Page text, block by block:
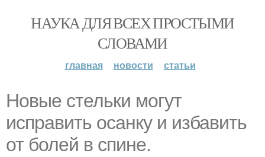
НАУКА ДЛЯ ВСЕХ ПРОСТЫМИ
СЛОВАМИ
главная новости статьи
Новые стельки могут
исправить осанку и избавить
от болей в спине.